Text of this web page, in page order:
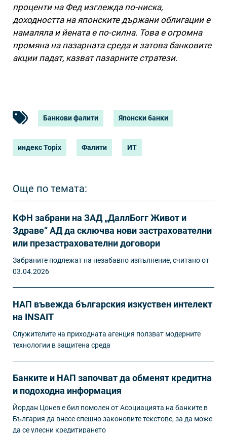
проценти на Фед изглежда по-ниска,
доходността на японските държани облигации е
намаляла и йената е по-силна. Това е огромна
промяна на пазарната среда и затова банковите
акции падат, казват пазарните стратези.
Банкови фалити Японски банки
индекс Topix Фалити ИТ
Още по темата:
КФН забрани на ЗАД „ДаллБогг Живот и
Здраве“ АД да сключва нови застрахователни
или презастрахователни договори
Забраните подлежат на незабавно изпълнение, считано от
03.04.2026
НАП въвежда българския изкуствен интелект
на INSAIT
Служителите на приходната агенция ползват модерните
технологии в защитена среда
Банките и НАП започват да обменят кредитна
и подоходна информация
Йордан Цонев е бил помолен от Асоциацията на банките в
България да внесе спешно законовите текстове, за да може
да се улесни кредитирането